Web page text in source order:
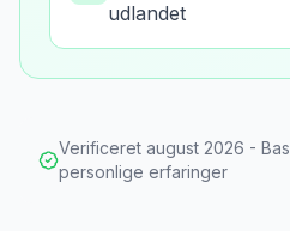
udlandet
Verificeret august 2026 -
personlige erfaringer